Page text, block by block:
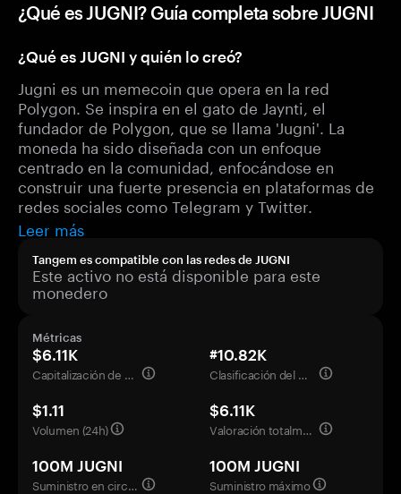
¿Qué es JUGNI? Guía completa sobre JUGNI
¿Qué es JUGNI y quién lo creó?
Jugni es un memecoin que opera en la red
Polygon. Se inspira en el gato de Jaynti, el
fundador de Polygon, que se llama 'Jugni'. La
moneda ha sido diseñada con un enfoque
centrado en la comunidad, enfocándose en
construir una fuerte presencia en plataformas de
redes sociales como Telegram y Twitter.
Leer más
Tangem es compatible con las redes de JUGNI
Este activo no está disponible para este
monedero
Métricas
$6.11K
Capitalización de mercado
#10.82K
Clasificación del mercado
$1.11
Volumen (24h)
$6.11K
Valoración totalmente diluida
100M JUGNI
Suministro en circulación
100M JUGNI
Suministro máximo